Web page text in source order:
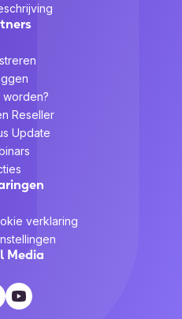
worden?
Reseller
Update
verklaring
Media